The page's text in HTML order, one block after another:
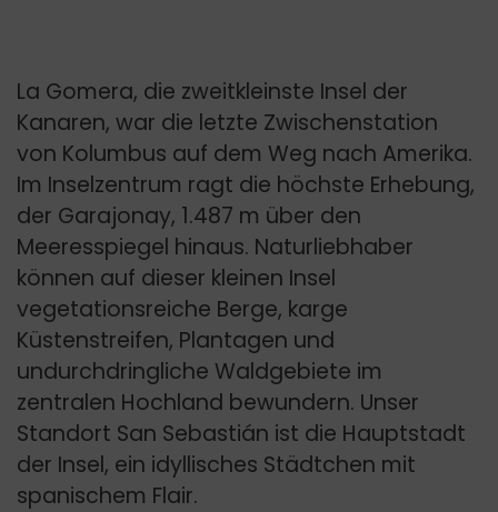
La Gomera, die zweitkleinste Insel der
Kanaren, war die letzte Zwischenstation
von Kolumbus auf dem Weg nach Amerika.
Im Inselzentrum ragt die höchste Erhebung,
der Garajonay, 1.487 m über den
Meeresspiegel hinaus. Naturliebhaber
können auf dieser kleinen Insel
vegetationsreiche Berge, karge
Küstenstreifen, Plantagen und
undurchdringliche Waldgebiete im
zentralen Hochland bewundern. Unser
Standort San Sebastián ist die Hauptstadt
der Insel, ein idyllisches Städtchen mit
spanischem Flair.